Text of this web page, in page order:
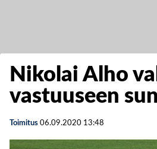
Nikolai Alho
vastuuseen
Toimitus 06.09.2020 13:48